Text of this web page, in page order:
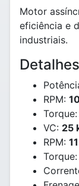
Motor
eficiência e
industriais.
RPM:
Torque:
VC: 25
RPM:
Torque: